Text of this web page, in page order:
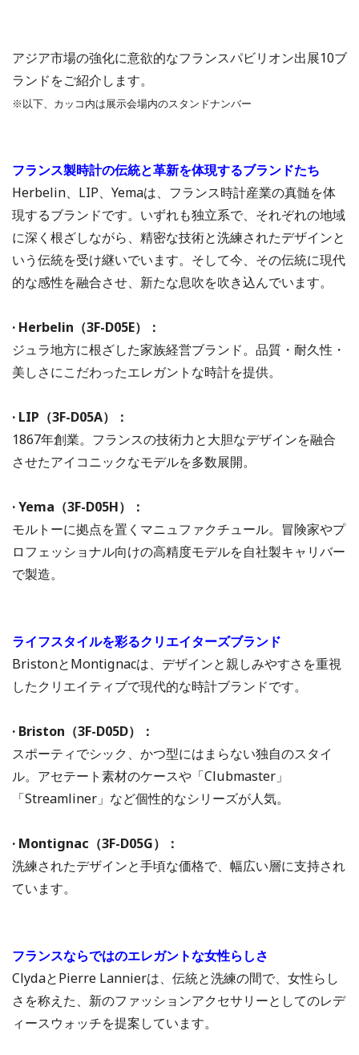
アジア市場の強化に意欲的なフランスパビリオン出展10ブ
ランドをご紹介します。
※以下、カッコ内は展示会場内のスタンドナンバー
フランス製時計の伝統と革新を体現するブランドたち
Herbelin、LIP、Yemaは、フランス時計産業の真髄を体
現するブランドです。いずれも独立系で、それぞれの地域
に深く根ざしながら、精密な技術と洗練されたデザインと
いう伝統を受け継いでいます。そして今、その伝統に現代
的な感性を融合させ、新たな息吹を吹き込んでいます。
· Herbelin（3F-D05E）：
ジュラ地方に根ざした家族経営ブランド。品質・耐久性・
美しさにこだわったエレガントな時計を提供。
· LIP（3F-D05A）：
1867年創業。フランスの技術力と大胆なデザインを融合
させたアイコニックなモデルを多数展開。
· Yema（3F-D05H）：
モルトーに拠点を置くマニュファクチュール。冒険家やプ
ロフェッショナル向けの高精度モデルを自社製キャリバー
で製造。
ライフスタイルを彩るクリエイターズブランド
BristonとMontignacは、デザインと親しみやすさを重視
したクリエイティブで現代的な時計ブランドです。
· Briston（3F-D05D）：
スポーティでシック、かつ型にはまらない独自のスタイ
ル。アセテート素材のケースや「Clubmaster」
「Streamliner」など個性的なシリーズが人気。
· Montignac（3F-D05G）：
洗練されたデザインと手頃な価格で、幅広い層に支持され
ています。
フランスならではのエレガントな女性らしさ
ClydaとPierre Lannierは、伝統と洗練の間で、女性らし
さを称えた、新のファッションアクセサリーとしてのレデ
ィースウォッチを提案しています。